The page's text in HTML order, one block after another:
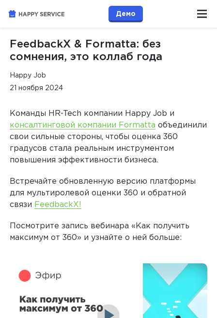
Демо
FeedbackX & Formatta: без
сомнения, это коллаб года
Happy Job
21 ноября 2024
Команды HR-Tech компании Happy Job и
консалтинговой компании Formatta объединили
свои сильные стороны, чтобы оценка 360
градусов стала реальным инструментом
повышения эффективности бизнеса.
Встречайте обновленную версию платформы
для мультиролевой оценки 360 и обратной
связи FeedbackX!
Посмотрите запись вебинара «Как получить
максимум от 360» и узнайте о ней больше: